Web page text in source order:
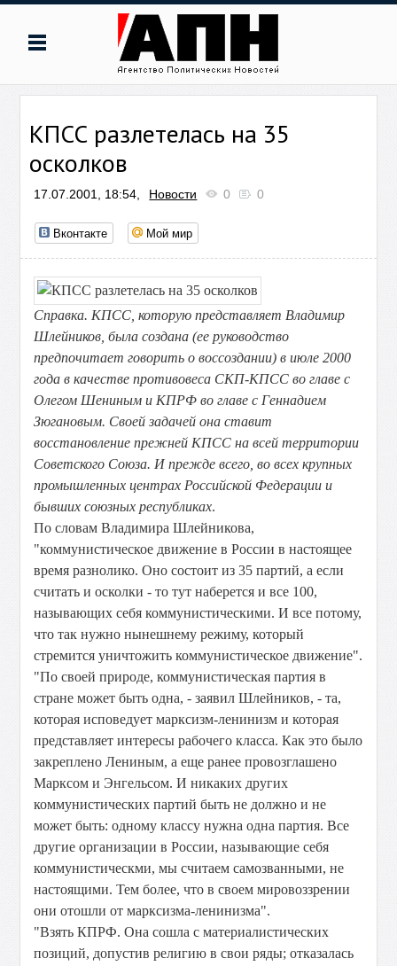
КПСС разлетелась на 35
осколков
17.07.2001, 18:54, Новости 0 0
Вконтакте Мой мир
Справка. КПСС, которую представляет Владимир
Шлейников, была создана (ее руководство
предпочитает говорить о воссоздании) в июле 2000
года в качестве противовеса СКП-КПСС во главе с
Олегом Шениным и КПРФ во главе с Геннадием
Зюгановым. Своей задачей она ставит
восстановление прежней КПСС на всей территории
Советского Союза. И прежде всего, во всех крупных
промышленных центрах Российской Федерации и
бывших союзных республиках.
По словам Владимира Шлейникова,
"коммунистическое движение в России в настоящее
время разнолико. Оно состоит из 35 партий, а если
считать и осколки - то тут наберется и все 100,
называющих себя коммунистическими. И все потому,
что так нужно нынешнему режиму, который
стремится уничтожить коммунистическое движение".
"По своей природе, коммунистическая партия в
стране может быть одна, - заявил Шлейников, - та,
которая исповедует марксизм-ленинизм и которая
представляет интересы рабочего класса. Как это было
закреплено Лениным, а еще ранее провозглашено
Марксом и Энгельсом. И никаких других
коммунистических партий быть не должно и не
может быть: одному классу нужна одна партия. Все
другие организации в России, называющие себя
коммунистическми, мы считаем самозванными, не
настоящими. Тем более, что в своем мировоззрении
они отошли от марксизма-ленинизма".
"Взять КПРФ. Она сошла с материалистических
позиций, допустив религию в свои ряды; отказалась